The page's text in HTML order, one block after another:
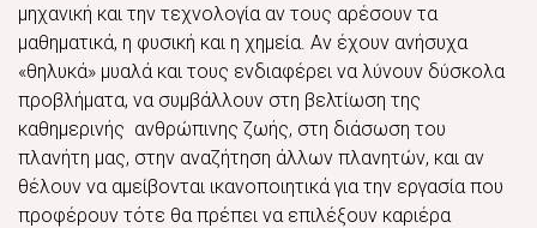
μηχανική και την τεχνολογία αν τους αρέσουν τα
μαθηματικά, η φυσική και η χημεία. Αν έχουν ανήσυχα
«θηλυκά» μυαλά και τους ενδιαφέρει να λύνουν δύσκολα
προβλήματα, να συμβάλλουν στη βελτίωση της
καθημερινής ανθρώπινης ζωής, στη διάσωση του
πλανήτη μας, στην αναζήτηση άλλων πλανητών, και αν
θέλουν να αμείβονται ικανοποιητικά για την εργασία που
προφέρουν τότε θα πρέπει να επιλέξουν καριέρα